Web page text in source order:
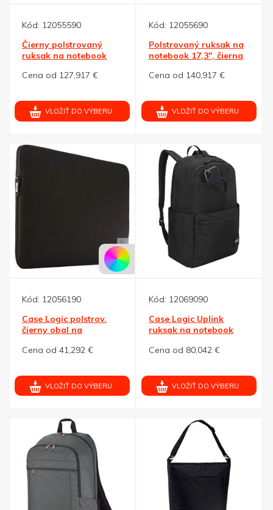
Kód: 12055590
Čierny polstrovaný
ruksak na notebook
Cena od 127,917 €
VLOŽIŤ DO VÝBERU
Kód: 12055690
Polstrovaný ruksak na
notebook 17,3", čierna
Cena od 140,917 €
VLOŽIŤ DO VÝBERU
Kód: 12056190
Case Logic polstrov.
čierny obal na
Cena od 41,292 €
VLOŽIŤ DO VÝBERU
Kód: 12069090
Case Logic Uplink
ruksak na notebook
Cena od 80,042 €
VLOŽIŤ DO VÝBERU